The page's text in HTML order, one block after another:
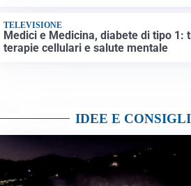
TELEVISIONE
Medici e Medicina, diabete di tipo 1:
terapie cellulari e salute mentale
IDEE E CONSIGLI